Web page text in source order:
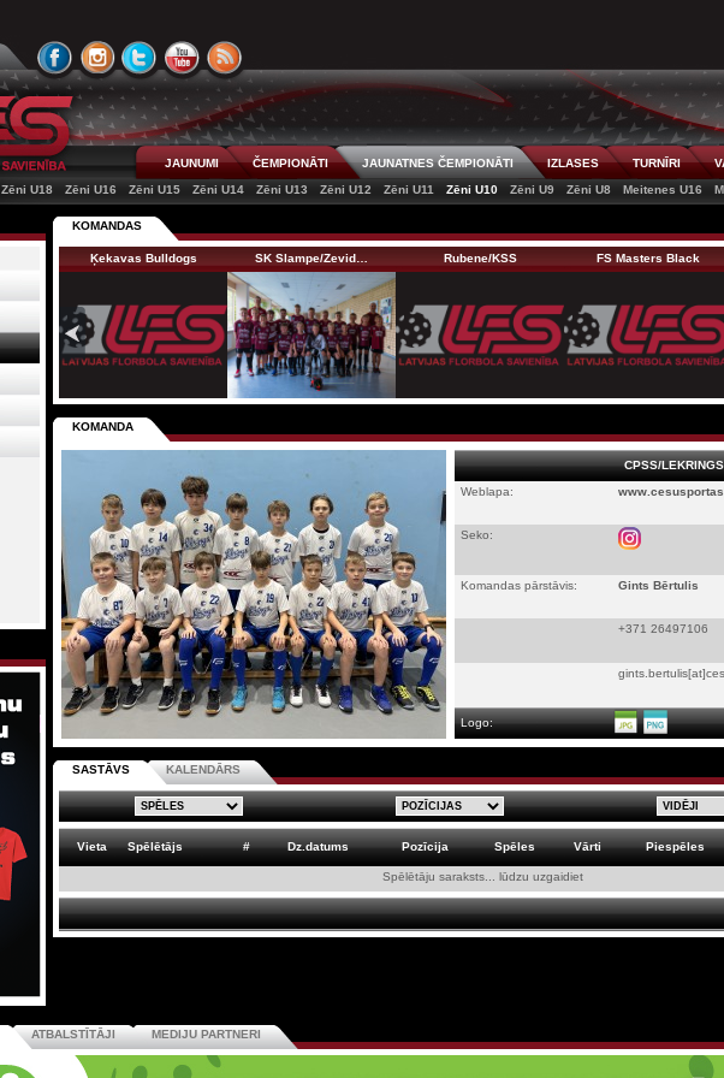
JAUNUMI ČEMPIONĀTI JAUNATNES ČEMPIONĀTI IZLASES TURNĪRI
Zēni U18
Zēni U16 Zēni U15 Zēni U14 Zēni U13 Zēni U12 Zēni U11 Zēni U10 Zēni U9 Zēni U8 Meitenes U16
KOMANDAS
Ķekavas Bulldogs SK Slampe/Zevid… Rubene/KSS FS Masters Black
KOMANDA
CPSS/
Weblapa:
Seko:
Komandas pārstāvis: Gints Bērtulis
+371 26497106
Logo:
SASTĀVS KALENDĀRS
Vieta Spēlētājs # Dz.datums Pozīcija Spēles Vārti Piespēles
Spēlētāju saraksts... lūdzu uzgaidiet
ATBALSTĪTĀJI MEDIJU PARTNERI